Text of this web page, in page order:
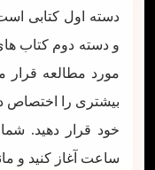
دسته اول کتابی
و دسته دوم کتاب
مورد مطالعه قرار
بیشتری را اختصاص
ساعت آغاز کنید و